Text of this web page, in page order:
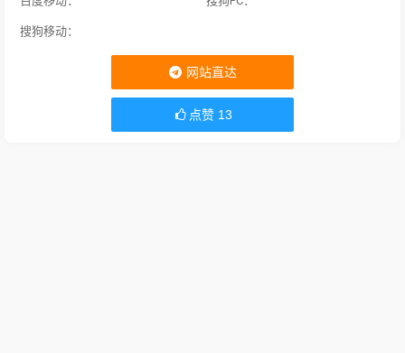
搜狗移动：
网站直达
点赞 13